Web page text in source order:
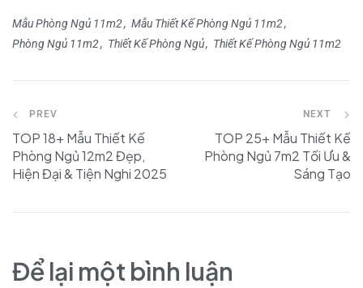
Mẫu Phòng Ngủ 11m2
Mẫu Thiết Kế Phòng Ngủ 11m2
Phòng Ngủ 11m2
Thiết Kế Phòng Ngủ Thiết Kế Phòng Ngủ 11m2
PREV
TOP 18+ Mẫu Thiết Kế
Phòng Ngủ 12m2 Đẹp,
Hiện Đại & Tiện Nghi 2025
NEXT
TOP 25+ Mẫu Thiết Kế
Phòng Ngủ 7m2 Tối Ưu &
Sáng Tạo
Để lại một bình luận